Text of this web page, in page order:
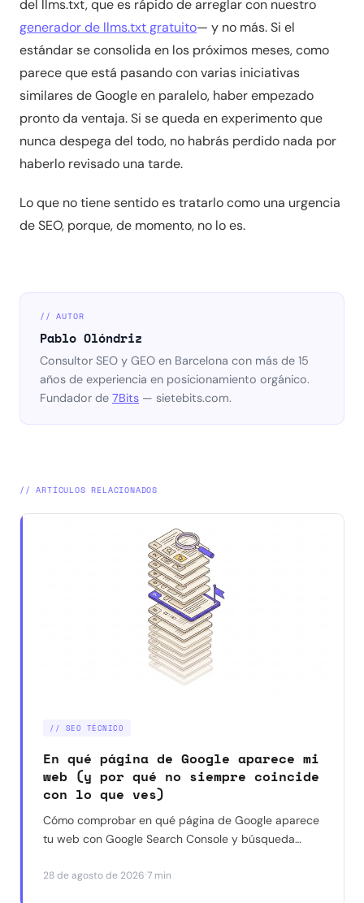
del llms.txt, que es rápido de arreglar con nuestro
generador de llms.txt gratuito— y no más. Si el
estándar se consolida en los próximos meses, como
parece que está pasando con varias iniciativas
similares de Google en paralelo, haber empezado
pronto da ventaja. Si se queda en experimento que
nunca despega del todo, no habrás perdido nada por
haberlo revisado una tarde.
Lo que no tiene sentido es tratarlo como una urgencia
de SEO, porque, de momento, no lo es.
// AUTOR
Pablo Olóndriz
Consultor SEO y GEO en Barcelona con más de 15
años de experiencia en posicionamiento orgánico.
Fundador de 7Bits — sietebits.com.
// ARTÍCULOS RELACIONADOS
// SEO TÉCNICO
En qué página de Google aparece mi
web (y por qué no siempre coincide
con lo que ves)
Cómo comprobar en qué página de Google aparece
tu web con Google Search Console y búsqueda
distintos para la misma consulta. Con un caso real.
28 de agosto de 2026·7 min